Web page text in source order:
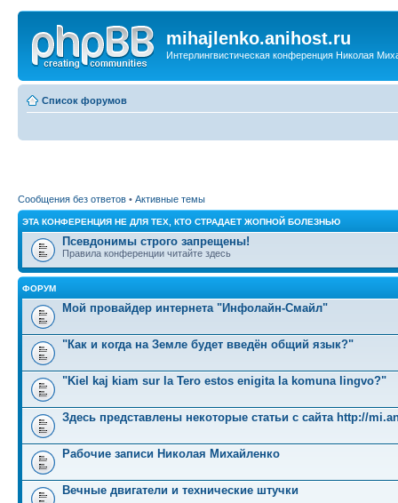
mihajlenko.anihost.ru
Интерлингвистическая конференция Николая
Список форумов
Сообщения без ответов • Активные темы
ЭТА КОНФЕРЕНЦИЯ НЕ ДЛЯ ТЕХ, КТО СТРАДАЕТ ЖОПНОЙ БОЛЕЗНЬЮ
Псевдонимы строго запрещены!
Правила конференции читайте здесь
ФОРУМ
Мой провайдер интернета "Инфолайн-Смайл"
"Как и когда на Земле будет введён общий язык?"
"Kiel kaj kiam sur la Tero estos enigita la komuna lingvo?"
Здесь представлены некоторые статьи с сайта http://
Рабочие записи Николая Михайленко
Вечные двигатели и технические штучки